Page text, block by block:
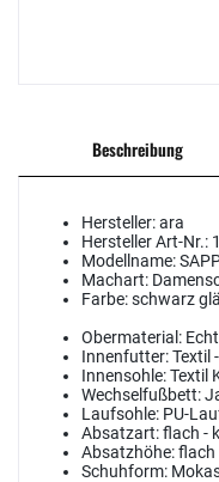
Beschreibung
Hersteller:ara
Hersteller Art-Nr.:
Modellname:
Machart:
Farbe:schwarz
Obermaterial:
Innenfutter:Textil
Innensohle:Textil
Wechselfußbett:
Laufsohle: PU-
Absatzart:flach -
Absatzhöhe:flach
Schuhform: